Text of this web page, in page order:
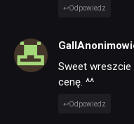
Odpowiedz
Sweet wreszcie
cenę. ^^
Odpowiedz